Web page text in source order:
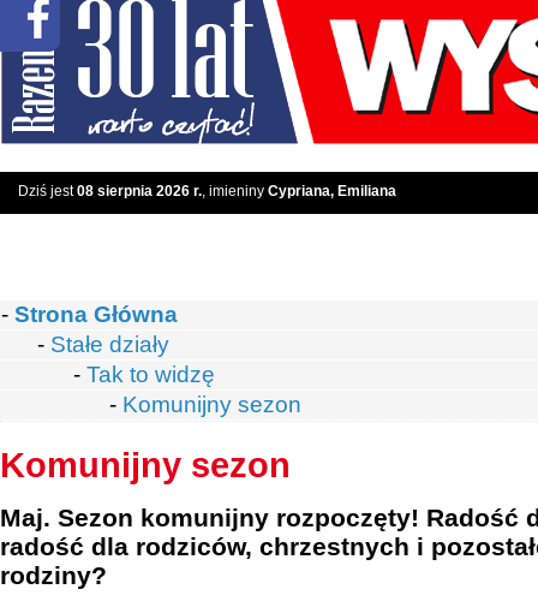
Dziś jest08 sierpnia 2026 r., imieniny Cypriana, Emiliana
- Strona Główna
- Stałe działy
- Tak to widzę
- Komunijny sezon
Komunijny sezon
Maj. Sezon komunijny rozpoczęty! Radość
radość dla rodziców, chrzestnych i
rodziny?